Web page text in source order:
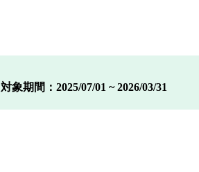
対象期間：2025/07/01 ~ 2026/03/31